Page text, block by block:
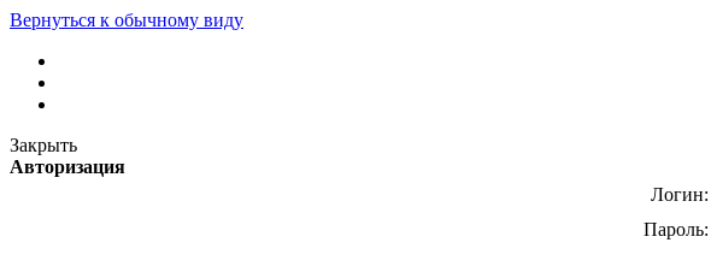
Вернуться к обычному виду
Закрыть
Авторизация
Логин:
Пароль: